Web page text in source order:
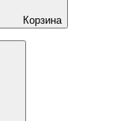
Корзина